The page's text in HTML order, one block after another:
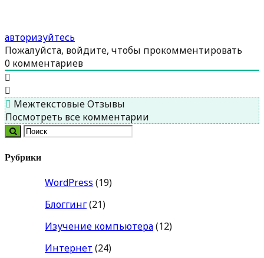
авторизуйтесь
Пожалуйста, войдите, чтобы прокомментировать
0 комментариев
Межтекстовые Отзывы
Посмотреть все комментарии
Рубрики
WordPress (19)
Блоггинг(21)
Изучение компьютера(12)
Интернет (24)